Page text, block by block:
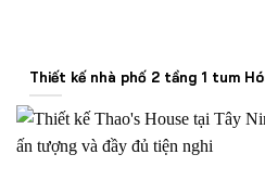
Thiết kế nhà phố 2 tầng 1 tum